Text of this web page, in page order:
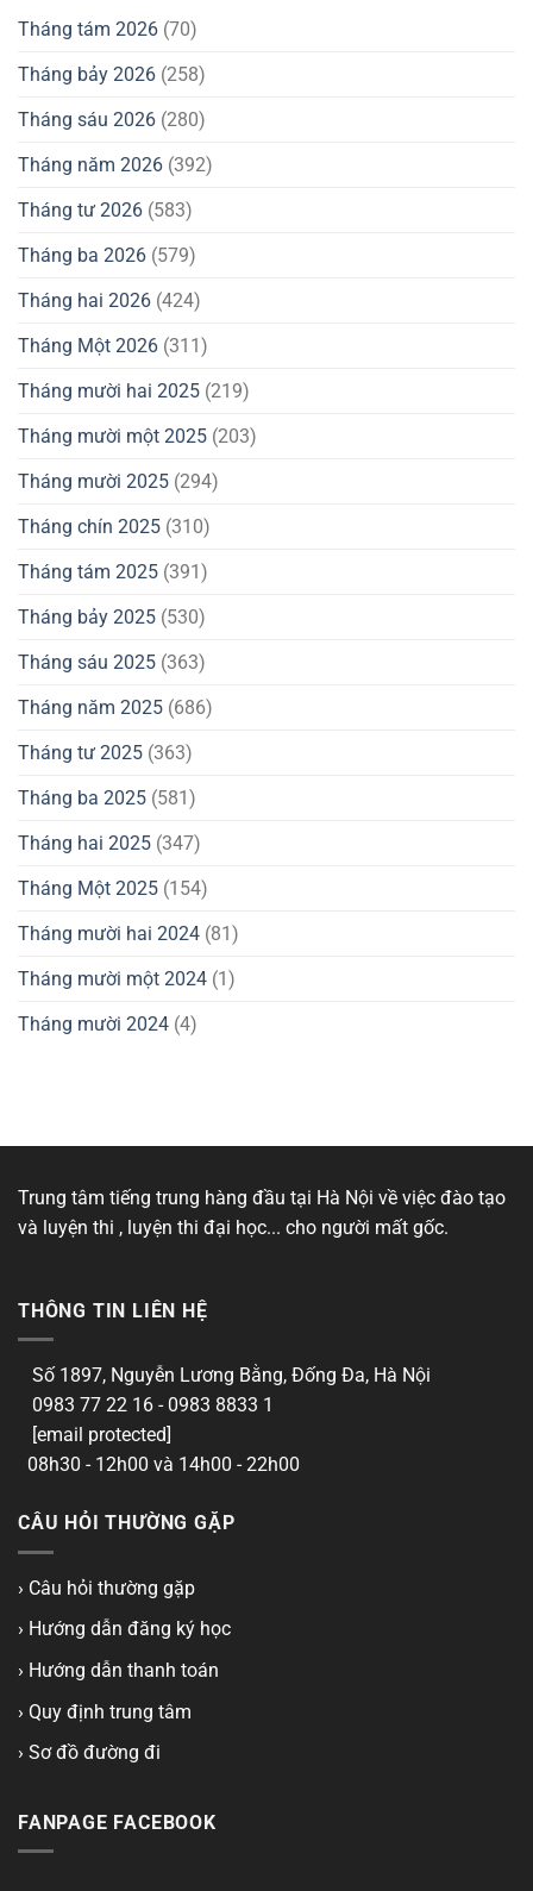
Tháng tám 2026 (70)
Tháng bảy 2026 (258)
Tháng sáu 2026 (280)
Tháng năm 2026 (392)
Tháng tư 2026 (583)
Tháng ba 2026 (579)
Tháng hai 2026 (424)
Tháng Một 2026 (311)
Tháng mười hai 2025 (219)
Tháng mười một 2025 (203)
Tháng mười 2025 (294)
Tháng chín 2025 (310)
Tháng tám 2025 (391)
Tháng bảy 2025 (530)
Tháng sáu 2025 (363)
Tháng năm 2025 (686)
Tháng tư 2025 (363)
Tháng ba 2025 (581)
Tháng hai 2025 (347)
Tháng Một 2025 (154)
Tháng mười hai 2024 (81)
Tháng mười một 2024 (1)
Tháng mười 2024 (4)
Trung tâm tiếng trung hàng đầu tại Hà Nội về việc đào tạo
và luyện thi , luyện thi đại học... cho người mất gốc.
THÔNG TIN LIÊN HỆ
Số 1897, Nguyễn Lương Bằng, Đống Đa, Hà Nội
0983 77 22 16 - 0983 8833 1
[email protected]
08h30 - 12h00 và 14h00 - 22h00
CÂU HỎI THƯỜNG GẶP
› Câu hỏi thường gặp
› Hướng dẫn đăng ký học
› Hướng dẫn thanh toán
› Quy định trung tâm
› Sơ đồ đường đi
FANPAGE FACEBOOK